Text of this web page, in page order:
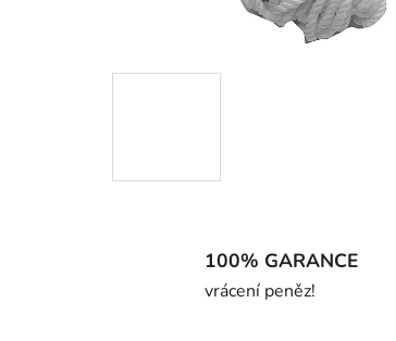
100% GARANCE
vrácení peněz!